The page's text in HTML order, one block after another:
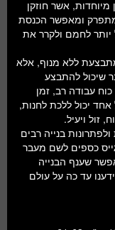
אשר חוזקן
ומאפשר הכנסת
לחמם ולקרר את
ללא מנוף, אלא
שיכול להתבצע
עבודה רב, זמן
כן כל אחד יכול ללכת לחנות,
זול ויעיל.
בנייה רבים
כספים לשם מעבר
שענף הבנייה
עד כה על עולם